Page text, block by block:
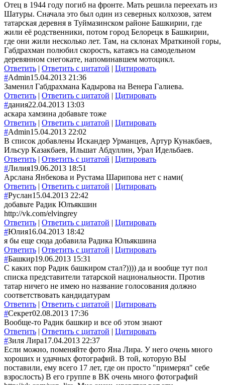
Отец в 1944 году погиб на фронте. Мать решила переехать из
Шатуры. Сначала это был один из северных колхозов, затем
татарская деревня в Туймазинском районе Башкирии, где
жили её родственники, потом город Белорецк в Башкирии,
где они жили несколько лет. Там, на склонах Мраткиной горы,
Габдрахман полюбил скорость, катаясь на самодельном
деревянном снегокате, напоминавшем мотоцикл.
Ответить | Ответить с цитатой | Цитировать
#Admin15.04.2013 21:36
Заменил Габдрахмана Кадырова на Венера Галиева.
Ответить | Ответить с цитатой | Цитировать
#дания22.04.2013 13:03
аскара хамзина добавьте тоже
Ответить | Ответить с цитатой | Цитировать
#Admin15.04.2013 22:02
В список добавлены Искандер Урманцев, Артур Кунакбаев,
Ильсур Казакбаев, Ильшат Абдуллин, Урал Идельбаев.
Ответить | Ответить с цитатой | Цитировать
#Лилия19.06.2013 18:51
Арслана Янбекова и Рустама Шарипова нет с нами(
Ответить | Ответить с цитатой | Цитировать
#Руслан15.04.2013 22:42
добавьте Радик Юлъякшин
http://vk.com/elvingrey
Ответить | Ответить с цитатой | Цитировать
#Юлия16.04.2013 18:42
я бы еще сюда добавила Радика Юльякшина
Ответить | Ответить с цитатой | Цитировать
#Башкир19.06.2013 15:31
С каких пор Радик башкиром стал?)))) да и вообще тут пол
списка представители татарской национальности. Против
татар ничего не имею но название голосования должно
соответствовать кандидатурам
Ответить | Ответить с цитатой | Цитировать
#Секрет02.08.2013 17:36
Вообще-то Радик башкир и все об этом знают
Ответить | Ответить с цитатой | Цитировать
#Зиля Лира17.04.2013 22:37
Если можно, поменяйте фото Яна Лира. У него очень много
хороших и удачных фотографий. В той, которую ВЫ
поставили, ему всего 17 лет, где он просто "примерял" себе
взрослость) В его группе в ВК очень много фотографий